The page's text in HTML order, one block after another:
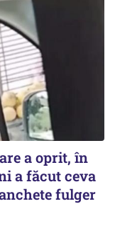
a oprit, în
a făcut ceva
fulger